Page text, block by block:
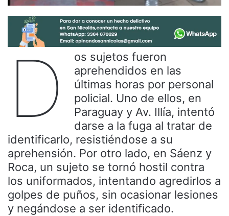
D
os sujetos fueron
aprehendidos en las
últimas horas por personal
policial. Uno de ellos, en
Paraguay y Av. Illía, intentó
darse a la fuga al tratar de
identificarlo, resistiéndose a su
aprehensión. Por otro lado, en Sáenz y
Roca, un sujeto se tornó hostil contra
los uniformados, intentando agredirlos a
golpes de puños, sin ocasionar lesiones
y negándose a ser identificado.